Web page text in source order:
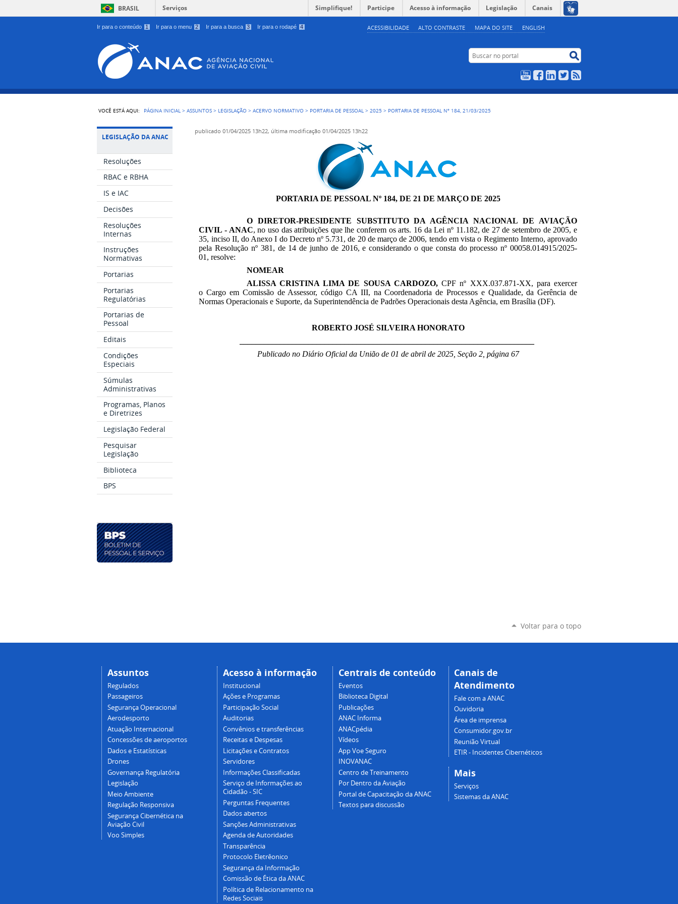
Ir para o conteúdo 1 Ir para o menu 2 Ir para a busca 3 Ir para o rodapé 4 ACESSIBILIDADE ALTO CONTRASTE MAPA DO SITE ENGLISH
BRASIL Serviços Simplifique! Participe Acesso à informação Legislação Canais
Buscar no portal
YouTubeFacebookLinkedIn
Twitter
VOCÊ ESTÁ AQUI: PÁGINA INICIAL >ASSUNTOS > LEGISLAÇÃO >ACERVO NORMATIVO > PORTARIA DE PESSOAL >2025 > PORTARIA DE PESSOAL Nº 184, 21/03/2025
LEGISLAÇÃO DA ANAC
Resoluções
RBAC e RBHA
IS e IAC
Decisões
Resoluções
Internas
Instruções
Normativas
Portarias
Portarias
Regulatórias
Portarias de
Pessoal
Editais
Condições
Especiais
Súmulas
Administrativas
Programas, Planos
e Diretrizes
Legislação Federal
Pesquisar
Legislação
Biblioteca
BPS
publicado 01/04/2025 13h22, última modificação 01/04/2025 13h22
PORTARIA DE PESSOAL Nº 184, DE 21 DE MARÇO DE 2025
O DIRETOR-PRESIDENTE SUBSTITUTO DA AGÊNCIA NACIONAL DE AVIAÇÃO
CIVIL - ANAC, no uso das atribuições que lhe conferem os arts. 16 da Lei nº 11.182, de 27 de setembro de 2005, e
35, inciso II, do Anexo I do Decreto nº 5.731, de 20 de março de 2006, tendo em vista o Regimento Interno, aprovado
pela Resolução nº 381, de 14 de junho de 2016, e considerando o que consta do processo nº 00058.014915/2025-
01, resolve:
NOMEAR
ALISSA CRISTINA LIMA DE SOUSA CARDOZO,CPF nº XXX.037.871-XX, para exercer
oCargo em Comissão de Assessor, código CA III, na Coordenadoria de Processos e Qualidade, daGerência de
Normas Operacionais e Suporte, da Superintendência de Padrões Operacionais desta Agência, em Brasília (DF).
ROBERTO JOSÉ SILVEIRA HONORATO
Publicado no Diário Oficial da União de 01 de abrilde 2025, Seção 2, página 67
Voltar para o topo
Assuntos
Regulados
Passageiros
Segurança Operacional
Aerodesporto
Atuação Internacional
Concessões de aeroportos
Dados e Estatísticas
Drones
Governança Regulatória
Legislação
Meio Ambiente
Regulação Responsiva
Segurança Cibernética na
Aviação Civil
Voo Simples
Acesso à informação
Institucional
Ações e Programas
Participação Social
Auditorias
Convênios e transferências
Receitas e Despesas
Licitações e Contratos
Servidores
Informações Classificadas
Serviço de Informações ao
Cidadão - SIC
Perguntas Frequentes
Dados abertos
Sanções Administrativas
Agenda de Autoridades
Transparência
Protocolo Eletrêonico
Segurança da Informação
Comissão de Ética da ANAC
Política de Relacionamento na
Redes Sociais
Centrais de conteúdo
Eventos
Biblioteca Digital
Publicações
ANAC Informa
ANACpédia
Vídeos
App Voe Seguro
INOVANAC
Centro de Treinamento
Por Dentro da Aviação
Portal de Capacitação da ANAC
Textos para discussão
Canais de
Atendimento
Fale com a ANAC
Ouvidoria
Área de imprensa
Consumidor.gov.br
Reunião Virtual
ETIR - Incidentes Cibernéticos
Mais
Serviços
Sistemas da ANAC